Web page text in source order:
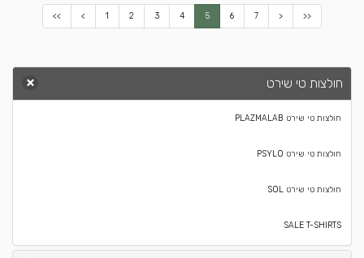
<< < 1 2 3 4 5 6 7 > >>
חולצות טי שירט
חולצות טי שירט PLAZMALAB
חולצות טי שירט PSYLO
חולצות טי שירט SOL
SALE T-SHIRTS